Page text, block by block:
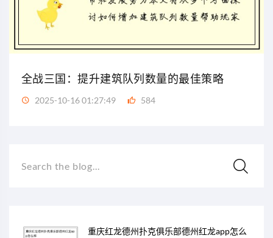
全战三国：提升建筑队列数量的最佳策略
2025-10-16 01:27:49 584
Search the blog...
重庆红龙德州扑克俱乐部德州红龙app怎么